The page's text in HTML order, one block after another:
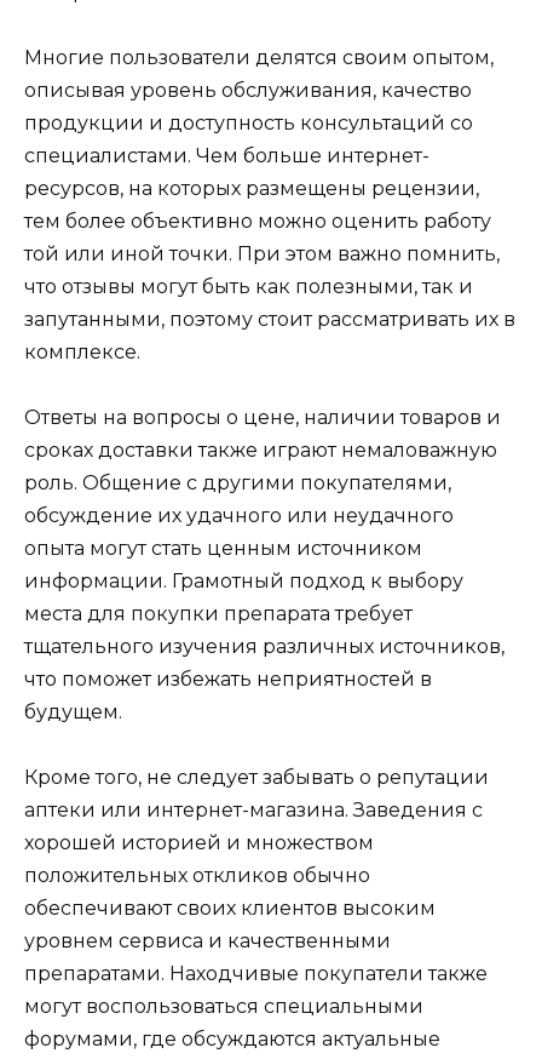
Многие пользователи делятся своим опытом,
описывая уровень обслуживания, качество
продукции и доступность консультаций со
специалистами. Чем больше интернет-
ресурсов, на которых размещены рецензии,
тем более объективно можно оценить работу
той или иной точки. При этом важно помнить,
что отзывы могут быть как полезными, так и
запутанными, поэтому стоит рассматривать их в
комплексе.
Ответы на вопросы о цене, наличии товаров и
сроках доставки также играют немаловажную
роль. Общение с другими покупателями,
обсуждение их удачного или неудачного
опыта могут стать ценным источником
информации. Грамотный подход к выбору
места для покупки препарата требует
тщательного изучения различных источников,
что поможет избежать неприятностей в
будущем.
Кроме того, не следует забывать о репутации
аптеки или интернет-магазина. Заведения с
хорошей историей и множеством
положительных откликов обычно
обеспечивают своих клиентов высоким
уровнем сервиса и качественными
препаратами. Находчивые покупатели также
могут воспользоваться специальными
форумами, где обсуждаются актуальные